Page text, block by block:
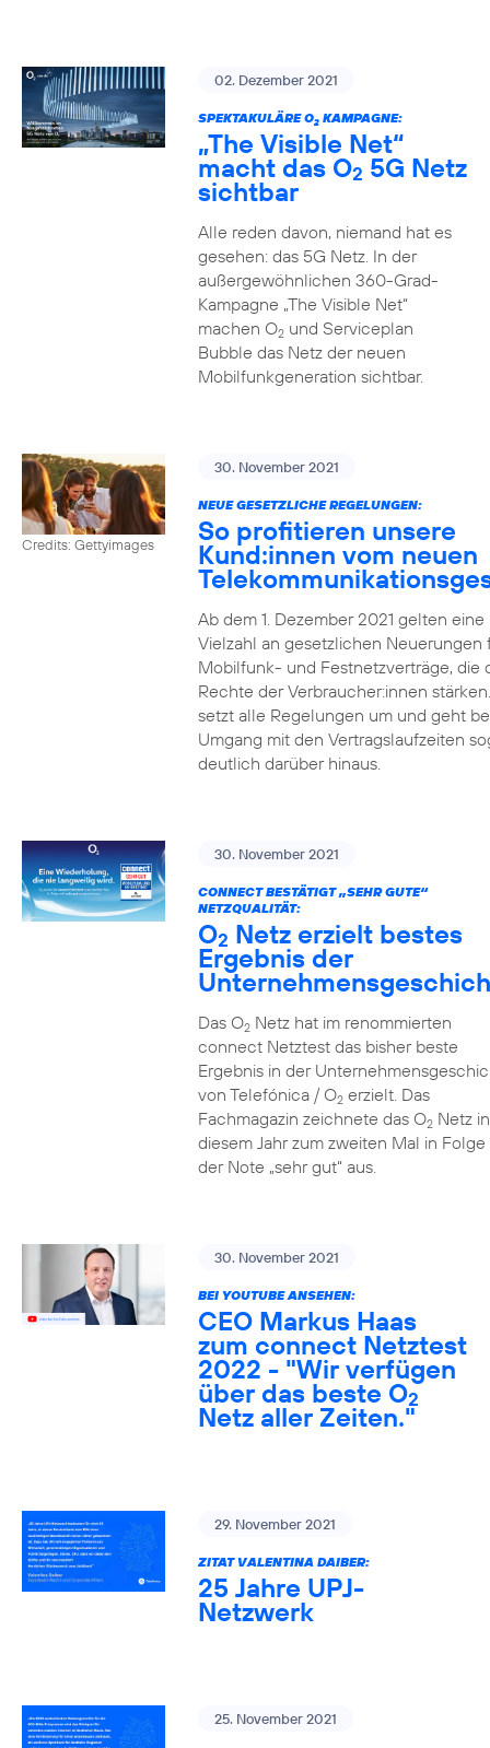
02. Dezember 2021
SPEKTAKULÄRE O2KAMPAGNE:
„The Visible Net“
macht das O2 5G Netz
sichtbar
Alle reden davon, niemand hat es
gesehen: das 5G Netz. In der
außergewöhnlichen 360-Grad-
Kampagne „The Visible Net“
machen O2und Serviceplan
Bubble das Netz der neuen
Mobilfunkgeneration sichtbar.
Credits: Gettyimages
30. November 2021
NEUE GESETZLICHE REGELUNGEN:
So profitieren unsere
Kund:innen vom neuen
Ab dem 1. Dezember 2021 gelten eine
Vielzahl an gesetzlichen Neuerungen
Mobilfunk- und Festnetzverträge, die
Rechte der Verbraucher:innen
setzt alle Regelungen um und geht
Umgang mit den Vertragslaufzeiten
deutlich darüber hinaus.
30. November 2021
CONNECT BESTÄTIGT „SEHR GUTE“
NETZQUALITÄT:
O2 Netz erzielt bestes
Ergebnis der
Das O2Netz hat im renommierten
connect Netztest das bisher beste
Ergebnis in der
von Telefónica / O2erzielt. Das
Fachmagazin zeichnete das O2Netz in
diesem Jahr zum zweiten Mal in Folge
der Note „sehr gut“ aus.
30. November 2021
BEI YOUTUBE ANSEHEN:
CEO Markus Haas
zum connect Netztest
2022 - "Wir verfügen
über das beste O2
Netz aller Zeiten."
29. November 2021
ZITAT VALENTINA DAIBER:
25 Jahre UPJ-
Netzwerk
25. November 2021